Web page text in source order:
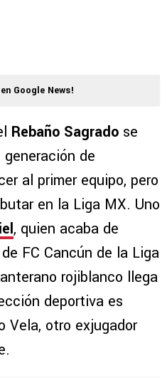
Google News!
Rebaño Sagrado se
de
al primer equipo, pero
en la Liga MX. Uno
, quien acaba de
FC Cancún de la Liga
rojiblanco llega
deportiva es
Vela, otro exjugador